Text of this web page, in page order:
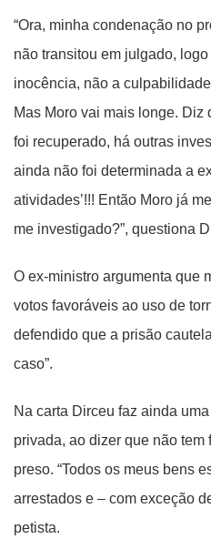
“Ora, minha condenação no
não transitou em julgado,
inocência, não a
Mas Moro vai mais longe. Diz
foi recuperado, há outras
ainda não foi determinada a
atividades’!!! Então Moro já
me investigado?”, questiona
O ex-ministro argumenta que
votos favoráveis ao uso de
defendido que a prisão
caso”.
Na carta Dirceu faz ainda
privada, ao dizer que não
preso. “Todos os meus bens
arrestados e – com exceção
petista.